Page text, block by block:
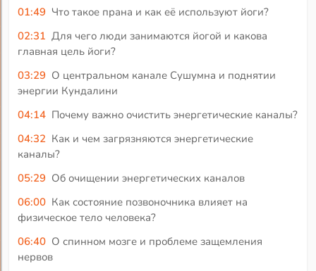
01:49 Что такое прана и как её используют йоги?
02:31 Для чего люди занимаются йогой и какова
главная цель йоги?
03:29 О центральном канале Сушумна и поднятии
энергии Кундалини
04:14 Почему важно очистить энергетические каналы?
04:32 Как и чем загрязняются энергетические
каналы?
05:29 Об очищении энергетических каналов
06:00 Как состояние позвоночника влияет на
физическое тело человека?
06:40 О спинном мозге и проблеме защемления
нервов